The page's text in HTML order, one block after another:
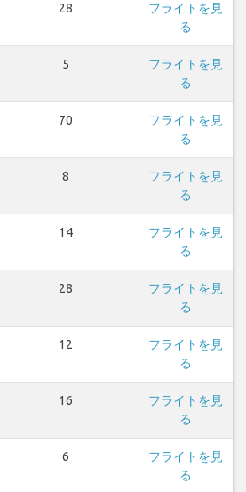
28
フライトを見
る
5
フライトを見
る
70
フライトを見
る
8
フライトを見
る
14
フライトを見
る
28
フライトを見
る
12
フライトを見
る
16
フライトを見
る
6
フライトを見
る